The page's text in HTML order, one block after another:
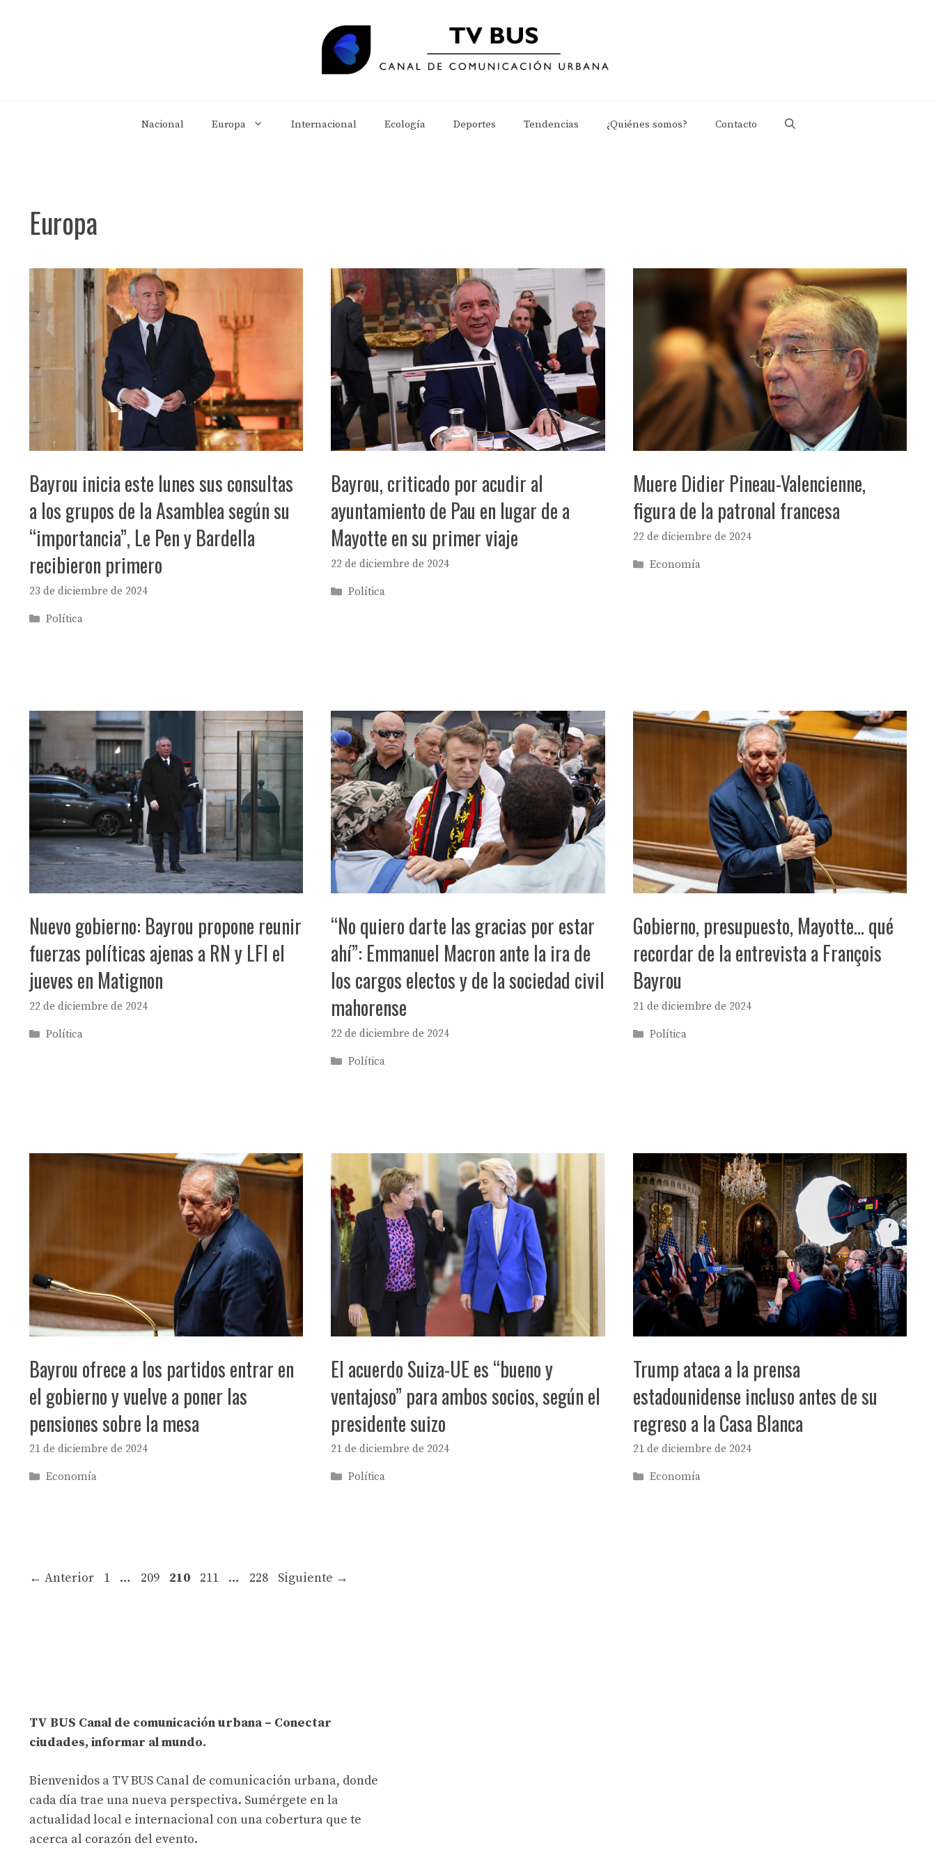
Nacional Europa Internacional Ecología Deportes Tendencias ¿Quiénes somos? Contacto
Europa
Bayrou inicia este lunes sus consultas
a los grupos de la Asamblea según su
“importancia”, Le Pen y Bardella
recibieron primero
23 de diciembre de 2024
Categorías
Política
Bayrou, criticado por acudir al
ayuntamiento de Pau en lugar de a
Mayotte en su primer viaje
22 de diciembre de 2024
Categorías
Política
Muere Didier Pineau-Valencienne,
figura de la patronal francesa
22 de diciembre de 2024
Categorías
Economía
Nuevo gobierno: Bayrou propone reunir
fuerzas políticas ajenas a RN y LFI el
jueves en Matignon
22 de diciembre de 2024
Categorías
Política
“No quiero darte las gracias por estar
ahí”: Emmanuel Macron ante la ira de
los cargos electos y de la sociedad civil
mahorense
22 de diciembre de 2024
Categorías
Política
Gobierno, presupuesto, Mayotte… qué
recordar de la entrevista a François
Bayrou
21 de diciembre de 2024
Categorías
Política
Bayrou ofrece a los partidos entrar en
el gobierno y vuelve a poner las
pensiones sobre la mesa
21 de diciembre de 2024
Categorías
Economía
El acuerdo Suiza-UE es “bueno y
ventajoso” para ambos socios, según el
presidente suizo
21 de diciembre de 2024
Categorías
Política
Trump ataca a la prensa
estadounidense incluso antes de su
regreso a la Casa Blanca
21 de diciembre de 2024
Categorías
Economía
← Anterior Página
1 … Página
209 Página
210 Página
211 … Página
228 Siguiente →
TV BUS Canal de comunicación urbana – Conectar
ciudades, informar al mundo.
Bienvenidos a TV BUS Canal de comunicación urbana, donde
cada día trae una nueva perspectiva. Sumérgete en la
actualidad local e internacional con una cobertura que te
acerca al corazón del evento.